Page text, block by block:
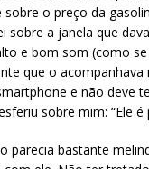
o preço da
a janela que
e bom som (como
que o acompanhava
e não deve
sobre mim: “Ele é
bastante